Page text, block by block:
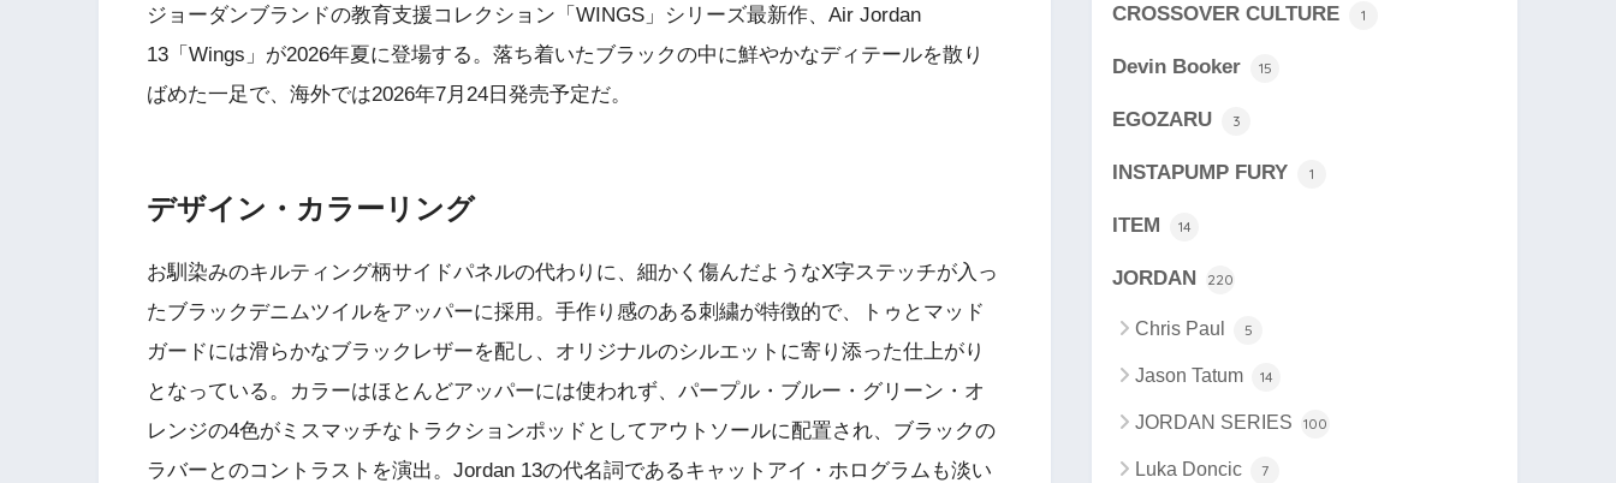
ジョーダンブランドの教育支援コレクション「WINGS」シリーズ最新作、Air Jordan
13「Wings」が2026年夏に登場する。落ち着いたブラックの中に鮮やかなディテールを散り
ばめた一足で、海外では2026年7月24日発売予定だ。
デザイン・カラーリング
お馴染みのキルティング柄サイドパネルの代わりに、細かく傷んだようなX字ステッチが入っ
たブラックデニムツイルをアッパーに採用。手作り感のある刺繍が特徴的で、トゥとマッド
ガードには滑らかなブラックレザーを配し、オリジナルのシルエットに寄り添った仕上がり
となっている。カラーはほとんどアッパーには使われず、パープル・ブルー・グリーン・オ
レンジの4色がミスマッチなトラクションポッドとしてアウトソールに配置され、ブラックの
ラバーとのコントラストを演出。Jordan 13の代名詞であるキャットアイ・ホログラムも淡い
CROSSOVER CULTURE 1
Devin Booker 15
EGOZARU 3
INSTAPUMP FURY 1
ITEM 14
JORDAN 220
Chris Paul 5
Jason Tatum 14
JORDAN SERIES 100
Luka Doncic 7